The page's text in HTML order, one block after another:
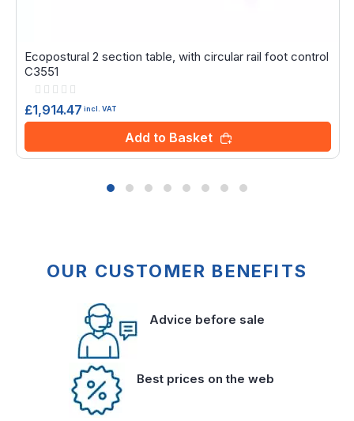
Ecopostural 2 section table, with circular rail foot control
C3551
Rating:
£1,914.47 incl. VAT
Add to Basket
OUR CUSTOMER BENEFITS
Advice before sale
Best prices on the web